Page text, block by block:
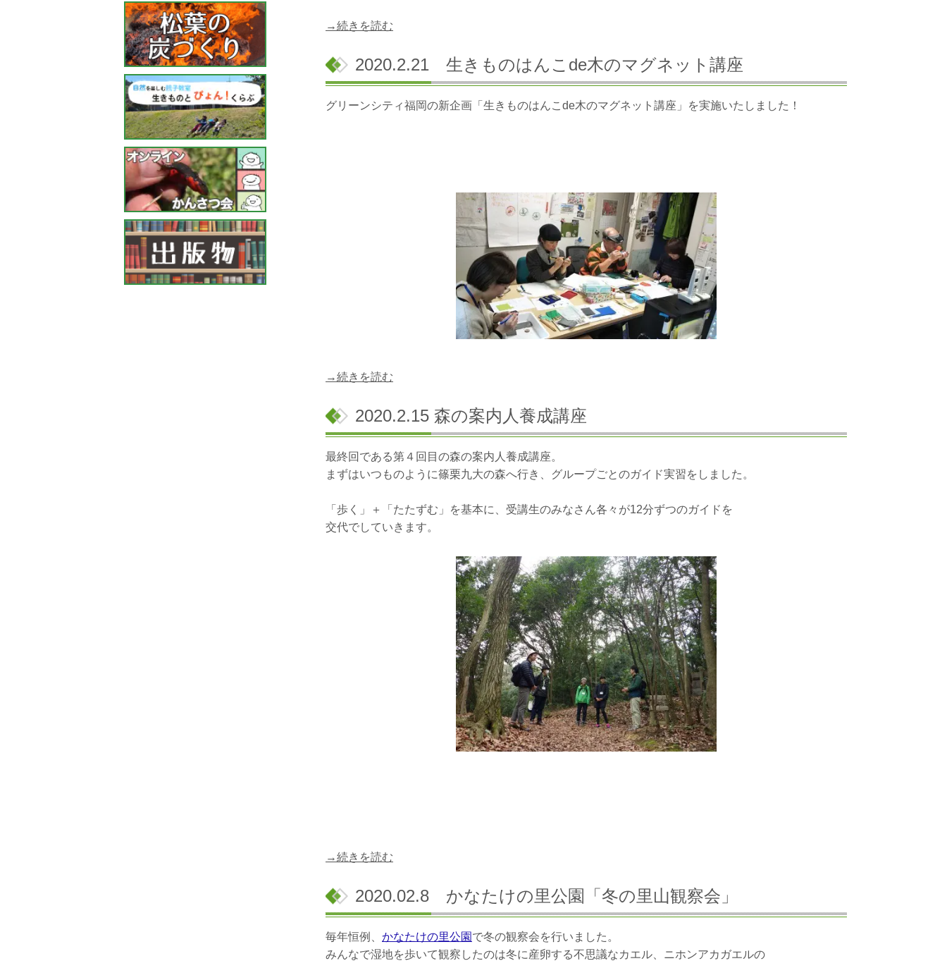
→続きを読む
2020.2.21 生きものはんこde木のマグネット講座
グリーンシティ福岡の新企画「生きものはんこde木のマグネット講座」を実施いたしました！
→続きを読む
2020.2.15 森の案内人養成講座
最終回である第４回目の森の案内人養成講座。
まずはいつものように篠栗九大の森へ行き、グループごとのガイド実習をしました。
「歩く」＋「たたずむ」を基本に、受講生のみなさん各々が12分ずつのガイドを
交代でしていきます。
→続きを読む
2020.02.8 かなたけの里公園「冬の里山観察会」
毎年恒例、 かなたけの里公園 で冬の観察会を行いました。
みんなで湿地を歩いて観察したのは冬に産卵する不思議なカエル、ニホンアカガエルの